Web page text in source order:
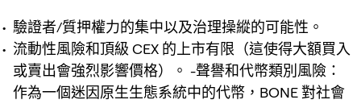
驗證者/質押權力的集中以及治理操縱的可能性。
流動性風險和頂級 CEX 的上市有限（這使得大額買入
或賣出會強烈影響價格）。 -聲譽和代幣類別風險：
作為一個迷因原生生態系統中的代幣，BONE 對社會